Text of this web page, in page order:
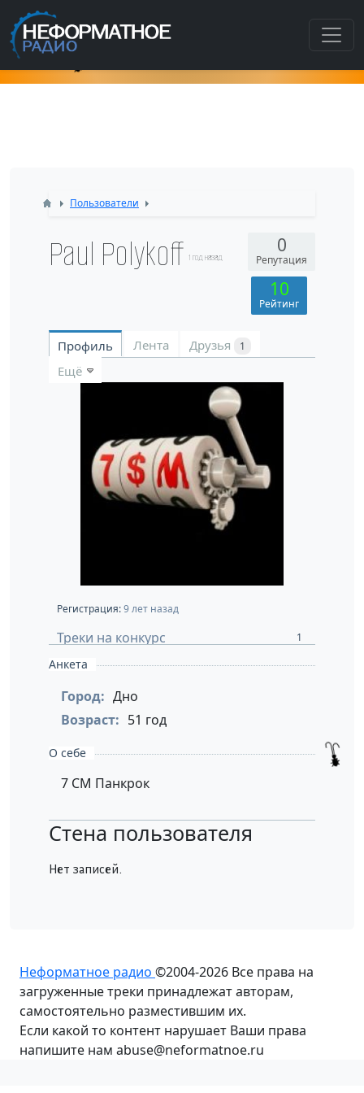
Как попасть в этот раздел???
Пользователи
Paul Polykoff 1 год назад
0
Репутация
10
Рейтинг
Профиль Лента Друзья 1
Ещё
Регистрация:9 лет назад
Треки на конкурс 1
Анкета
Город: Дно
Возраст: 51 год
О себе
7 CM Панкрок
Стена пользователя
Нет записей.
Неформатное радио ©2004-2026 Все права на
загруженные треки принадлежат авторам,
самостоятельно разместившим их.
Если какой то контент нарушает Ваши права
напишите нам abuse@neformatnoe.ru